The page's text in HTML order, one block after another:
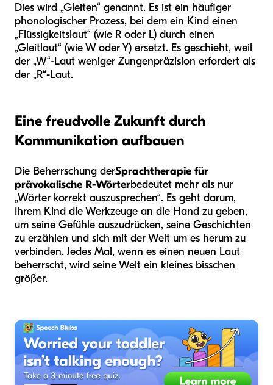
Dies wird „Gleiten“ genannt. Es ist ein häufiger
phonologischer Prozess, bei dem ein Kind einen
„Flüssigkeitslaut“ (wie R oder L) durch einen
„Gleitlaut“ (wie W oder Y) ersetzt. Es geschieht, weil
der „W“-Laut weniger Zungenpräzision erfordert als
der „R“-Laut.
Eine freudvolle Zukunft durch
Kommunikation aufbauen
Die Beherrschung derSprachtherapie für
prävokalische R-Wörterbedeutet mehr als nur
„Wörter korrekt auszusprechen“. Es geht darum,
Ihrem Kind die Werkzeuge an die Hand zu geben,
um seine Gefühle auszudrücken, seine Geschichten
zu erzählen und sich mit der Welt um es herum zu
verbinden. Jedes Mal, wenn es einen neuen Laut
beherrscht, wird seine Welt ein kleines bisschen
größer.